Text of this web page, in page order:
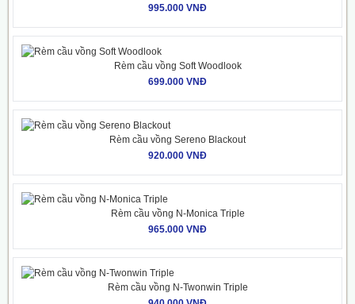
995.000 VNĐ
Rèm cầu vồng Soft Woodlook
699.000 VNĐ
Rèm cầu vồng Sereno Blackout
920.000 VNĐ
Rèm cầu vồng N-Monica Triple
965.000 VNĐ
Rèm cầu vồng N-Twonwin Triple